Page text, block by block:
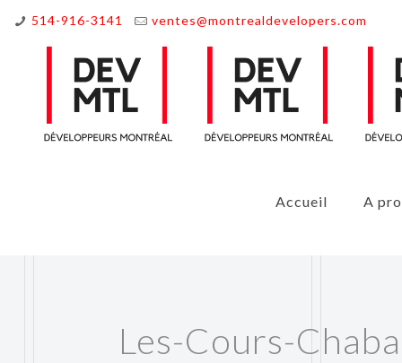
514-916-3141 ventes@montrealdevelopers.com
Accueil A
Les-Cours-